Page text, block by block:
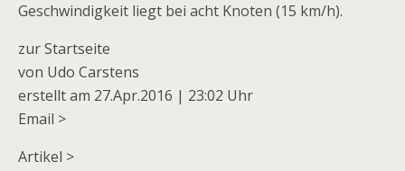
Geschwindigkeit liegt bei acht Knoten (15 km/h).
zur Startseite
von Udo Carstens
erstellt am 27.Apr.2016 | 23:02 Uhr
Email >
Artikel >